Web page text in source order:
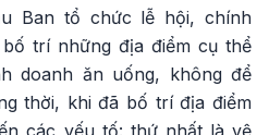
Ban tổ chức lễ hội, chính
trí những địa điểm cụ thể
doanh ăn uống, không để
thời, khi đã bố trí địa điểm
các yếu tố: thứ nhất là vệ